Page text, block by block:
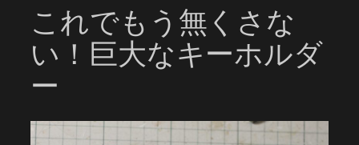
これでもう無くさな
い！巨大なキーホルダ
ー